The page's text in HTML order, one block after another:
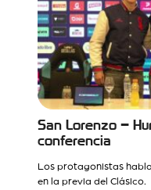
San Lorenzo –
conferencia
Los protagonistas
en la previa del Clásico.